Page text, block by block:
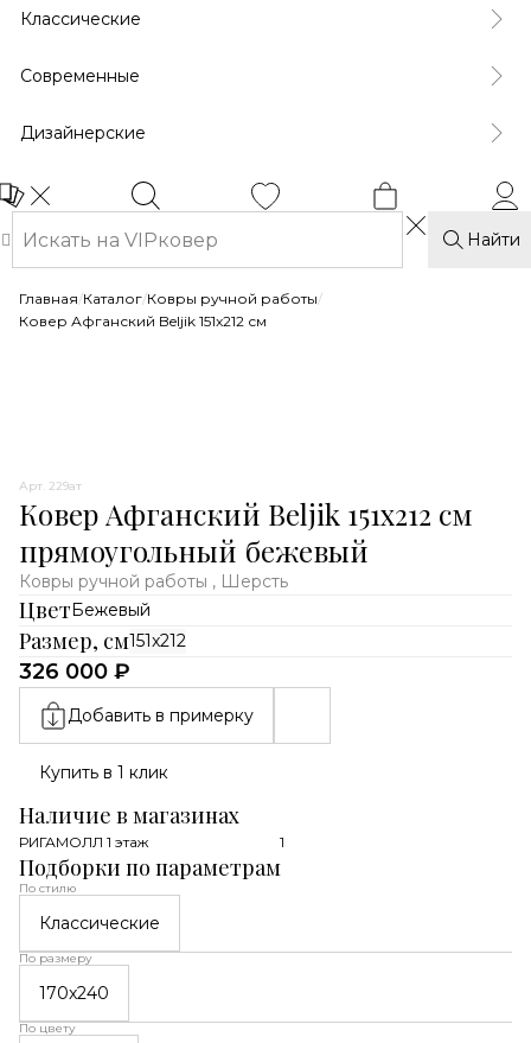
Классические
Современные
Дизайнерские
Найти
Главная/Каталог/Ковры ручной работы/
Ковер Афганский Beljik 151x212 см
Арт. 229ат
Ковер Афганский Beljik 151x212 см
прямоугольный бежевый
Ковры ручной работы , Шерсть
ЦветБежевый
Размер, см151x212
326 000 ₽
Добавить в примерку
Купить в 1 клик
Наличие в магазинах
РИГАМОЛЛ 1 этаж 1
Подборки по параметрам
По стилю
Классические
По размеру
170x240
По цвету